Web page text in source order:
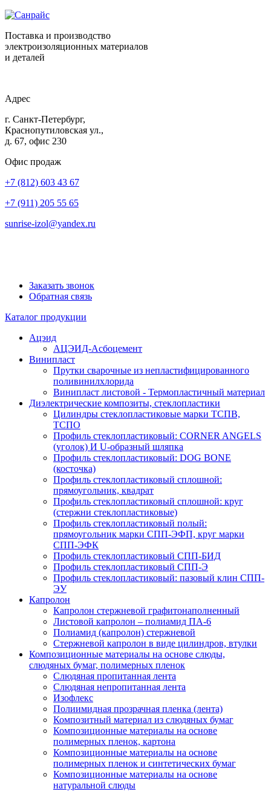
Поставка и производство
электроизоляционных материалов
и деталей
Адрес
г. Санкт-Петербург,
Краснопутиловская ул.,
д. 67, офис 230
Офис продаж
+7 (812) 603 43 67
+7 (911) 205 55 65
sunrise-izol@yandex.ru
Заказать звонок
Обратная связь
Каталог продукции
Ацэид
АЦЭИД-Асбоцемент
Винипласт
Прутки сварочные из непластифицированного
поливинилхлорида
Винипласт листовой - Термопластичный материал
Диэлектрические композиты, стеклопластики
Цилиндры стеклопластиковые марки ТСПВ,
ТСПО
Профиль стеклопластиковый: CORNER ANGELS
(уголок) И U-образный шляпка
Профиль стеклопластиковый: DOG BONE
(косточка)
Профиль стеклопластиковый сплошной:
прямоугольник, квадрат
Профиль стеклопластиковый сплошной: круг
(стержни стеклопластиковые)
Профиль стеклопластиковый полый:
прямоугольник марки СПП-ЭФП, круг марки
СПП-ЭФК
Профиль стеклопластиковый СПП-БИД
Профиль стеклопластиковый СПП-Э
Профиль стеклопластиковый: пазовый клин СПП-
ЭУ
Капролон
Капролон стержневой графитонаполненный
Листовой капролон – полиамид ПА-6
Полиамид (капролон) стержневой
Стержневой капролон в виде цилиндров, втулки
Композиционные материалы на основе слюды,
слюдяных бумаг, полимерных пленок
Слюдяная пропитанная лента
Слюдяная непропитанная лента
Изофлекс
Полиимидная прозрачная пленка (лента)
Композитный материал из слюдяных бумаг
Композиционные материалы на основе
полимерных пленок, картона
Композиционные материалы на основе
полимерных пленок и синтетических бумаг
Композиционные материалы на основе
натуральной слюды